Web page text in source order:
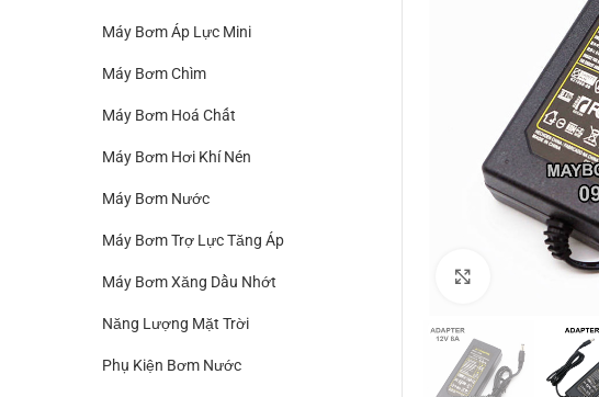
Click to enlarge
Máy Bơm Áp Lực Mini
Máy Bơm Chìm
Máy Bơm Hoá Chất
Máy Bơm Hơi Khí Nén
Máy Bơm Nước
Máy Bơm Trợ Lực Tăng Áp
Máy Bơm Xăng Dầu Nhớt
Năng Lượng Mặt Trời
Phụ Kiện Bơm Nước